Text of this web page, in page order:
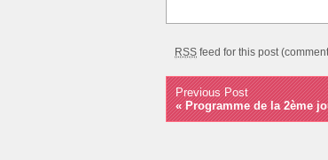
RSS feed for this post
Previous Post
«Programme de la 2ème